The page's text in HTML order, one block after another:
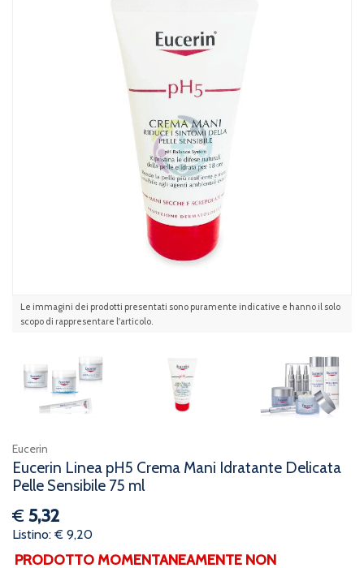
Le immagini dei prodotti presentati sono puramente indicative e hanno il solo
scopo di rappresentare l'articolo.
Eucerin
Eucerin Linea pH5 Crema Mani Idratante Delicata
Pelle Sensibile 75 ml
€ 5,32
Listino: € 9,20
PRODOTTO MOMENTANEAMENTE NON